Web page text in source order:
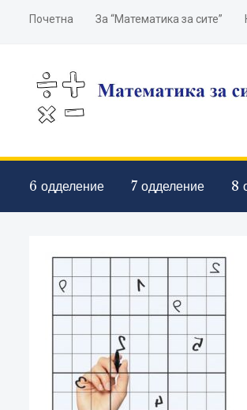
Почетна За “Математика за сите”
6 одделение 7 одделение 8